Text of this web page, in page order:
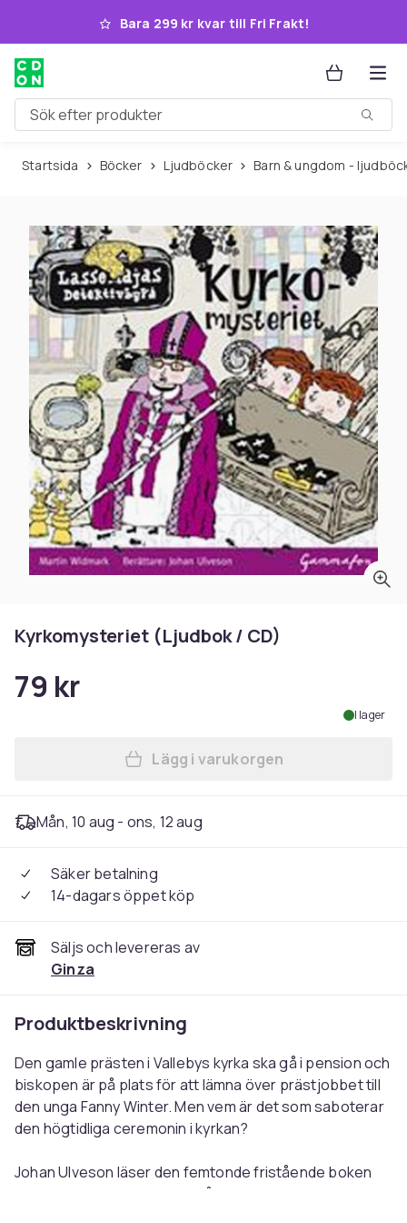
Hoppa till huvudinnehållet
Bara 299 kr kvar till Fri Frakt!
Sök efter produkter
Startsida Böcker Ljudböcker Barn & ungdom -
Kyrkomysteriet (Ljudbok / CD)
79 kr
I lager
Lägg till Kyrkomysteriet
Lägg i varukorgen
Mån, 10 aug - ons, 12 aug
Säker betalning
14-dagars öppet köp
Säljs och levereras av
Ginza
Produktbeskrivning
Den gamle prästen i Vallebys kyrka ska gå i pension och
biskopen är på plats för att lämna över prästjobbet till
den unga Fanny Winter. Men vem är det som saboterar
den högtidliga ceremonin i kyrkan?
Johan Ulveson läser den femtonde fristående boken
om LasseMajas Detektivbyrå i Valleby.